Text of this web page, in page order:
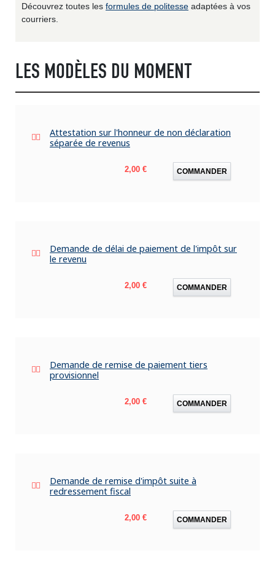
Découvrez toutes les formules de politesse adaptées à vos
courriers.
LES MODÈLES DU MOMENT
Attestation sur l'honneur de non déclaration
séparée de revenus
Prix
2,00 € COMMANDER
Demande de délai de paiement de l'impôt sur
le revenu
Prix
2,00 € COMMANDER
Demande de remise de paiement tiers
provisionnel
Prix
2,00 € COMMANDER
Demande de remise d'impôt suite à
redressement fiscal
Prix
2,00 € COMMANDER